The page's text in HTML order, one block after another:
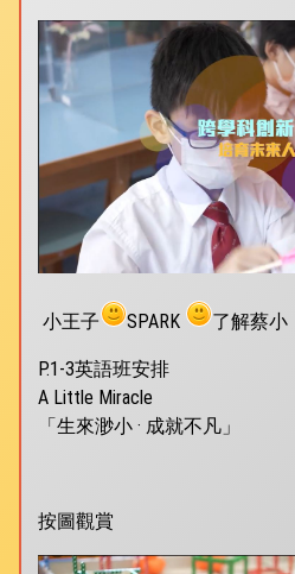
小王子 SPARK 了解蔡小
P.1-3英語班安排
A Little Miracle
「生來渺小 · 成就不凡」
按圖觀賞